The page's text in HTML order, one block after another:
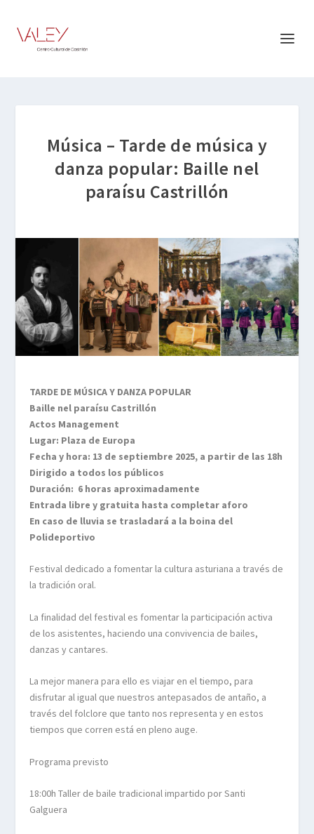
Música – Tarde de música y
danza popular: Baille nel
paraísu Castrillón
TARDE DE MÚSICA Y DANZA POPULAR
Baille nel paraísu Castrillón
Actos Management
Lugar: Plaza de Europa
Fecha y hora: 13 de septiembre 2025, a partir de las 18h
Dirigido a todos los públicos
Duración: 6 horas aproximadamente
Entrada libre y gratuita hasta completar aforo
En caso de lluvia se trasladará a la boina del
Polideportivo
Festival dedicado a fomentar la cultura asturiana a través de
la tradición oral.
La finalidad del festival es fomentar la participación activa
de los asistentes, haciendo una convivencia de bailes,
danzas y cantares.
La mejor manera para ello es viajar en el tiempo, para
disfrutar al igual que nuestros antepasados de antaño, a
través del folclore que tanto nos representa y en estos
tiempos que corren está en pleno auge.
Programa previsto
18:00h Taller de baile tradicional impartido por Santi
Galguera